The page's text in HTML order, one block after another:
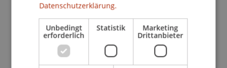
Buchpräsentation
Buchpräsentation: 100 Jahre
liechtensteinisches Personen- und
Gesellschaftsrecht im Dialog
Datenschutzerklärung.
Unbedingt
erforderlich
Statistik Marketing
Drittanbieter